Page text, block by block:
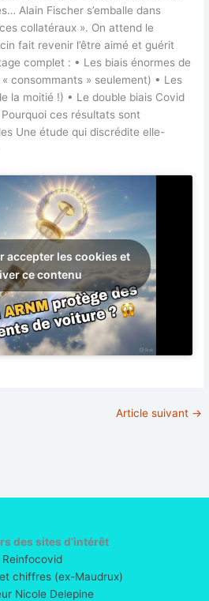
Alain Fischer s’emballe dans
collatéraux ». On attend le
fait revenir l’être aimé et guérit
complet : • Les biais énormes de
consommants » seulement) • Les
la moitié !) • Le double biais Covid
ces résultats sont
Une étude qui discrédite elle-
accepter les cookies et
ce contenu
Article suivant →
des sites d’intérêt
Reinfocovid
chiffres (ex-Maudrux)
Nicole Delepine